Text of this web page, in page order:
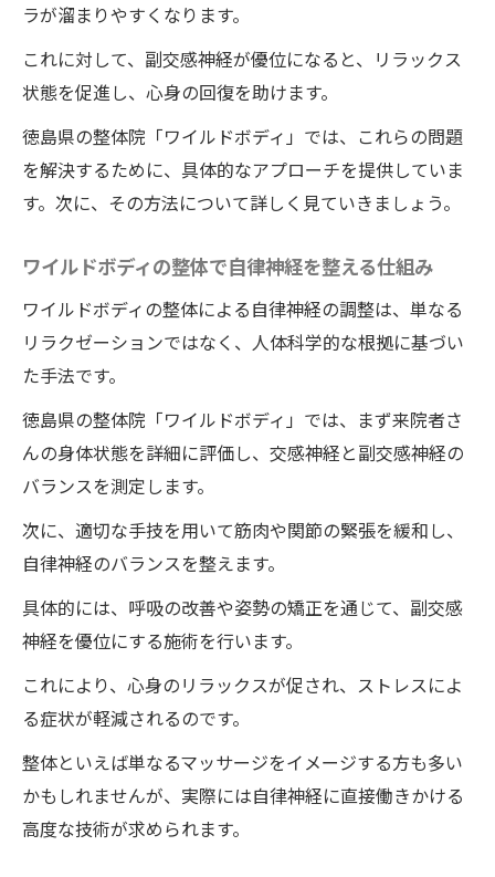
ラが溜まりやすくなります。
これに対して、副交感神経が優位になると、リラックス
状態を促進し、心身の回復を助けます。
徳島県の整体院「ワイルドボディ」では、これらの問題
を解決するために、具体的なアプローチを提供していま
す。次に、その方法について詳しく見ていきましょう。
ワイルドボディの整体で自律神経を整える仕組み
ワイルドボディの整体による自律神経の調整は、単なる
リラクゼーションではなく、人体科学的な根拠に基づい
た手法です。
徳島県の整体院「ワイルドボディ」では、まず来院者さ
んの身体状態を詳細に評価し、交感神経と副交感神経の
バランスを測定します。
次に、適切な手技を用いて筋肉や関節の緊張を緩和し、
自律神経のバランスを整えます。
具体的には、呼吸の改善や姿勢の矯正を通じて、副交感
神経を優位にする施術を行います。
これにより、心身のリラックスが促され、ストレスによ
る症状が軽減されるのです。
整体といえば単なるマッサージをイメージする方も多い
かもしれませんが、実際には自律神経に直接働きかける
高度な技術が求められます。